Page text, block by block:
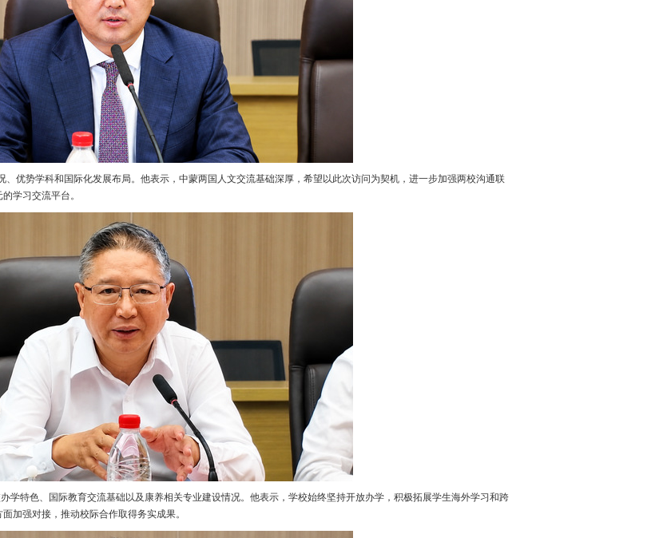
势学科和国际化发展布局。他表示，中蒙两国人文交流基础深厚，希望以此次访问为契机，进一步加强两校沟通联
学习交流平台。
特色、国际教育交流基础以及康养相关专业建设情况。他表示，学校始终坚持开放办学，积极拓展学生海外学习和跨
加强对接，推动校际合作取得务实成果。